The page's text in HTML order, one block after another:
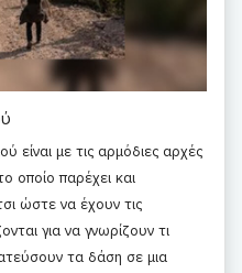
είναι με τις αρμόδιες αρχές
οποίο παρέχει και
ώστε να έχουν τις
για να γνωρίζουν τι
τα δάση σε μια